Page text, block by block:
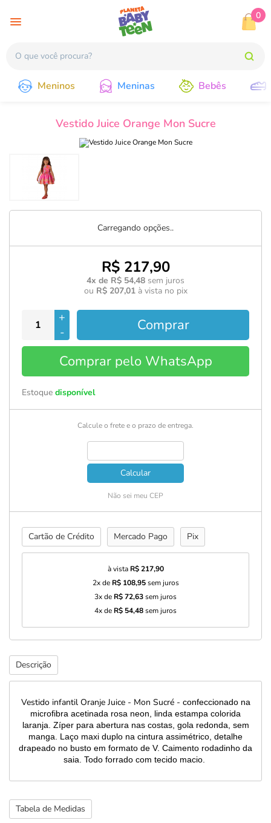
0
Meninos Meninas Bebês
Vestido Juice Orange Mon Sucre
Carregando opções..
R$ 217,90
4x de R$ 54,48 sem juros
ou R$ 207,01à vista no pix
+
-
Comprar
Comprar pelo WhatsApp
Estoque disponível
Calcule o frete e o prazo de entrega.
Calcular
Não sei meu CEP
Cartão de Crédito Mercado Pago Pix
à vista R$ 217,90
2x de R$ 108,95sem juros
3x de R$ 72,63sem juros
4x de R$ 54,48sem juros
Descrição
Vestido infantil Oranje Juice - Mon Sucré - confeccionado na
microfibra acetinada rosa neon, linda estampa colorida
laranja. Zíper para abertura nas costas, gola redonda, sem
manga. Laço maxi duplo na cintura assimétrico, detalhe
drapeado no busto em formato de V. Caimento rodadinho da
saia. Todo forrado com tecido macio.
Tabela de Medidas